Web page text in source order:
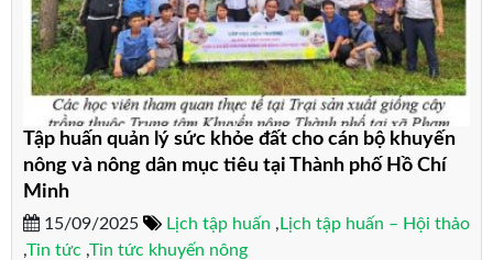
Tập huấn quản lý sức khỏe đất cho cán bộ khuyến
nông và nông dân mục tiêu tại Thành phố Hồ Chí
Minh
15/09/2025 Lịch tập huấn ,Lịch tập huấn – Hội thảo
,Tin tức ,Tin tức khuyến nông